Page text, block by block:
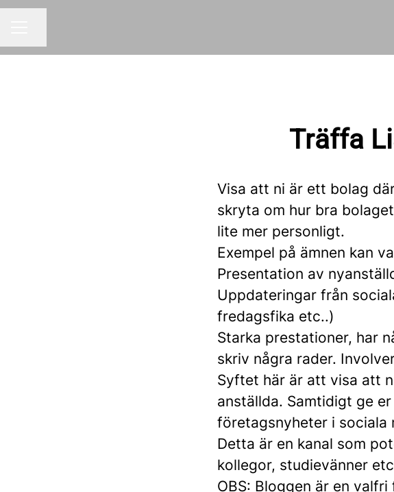
Träffa
Visa att ni är ett bolag
skryta om hur bra
lite mer personligt.
Exempel på ämnen kan
Presentation av
Uppdateringar från
fredagsfika etc..)
Starka prestationer, har
skriv några rader.
Syftet här är att visa att
anställda. Samtidigt ge
företagsnyheter i sociala
Detta är en kanal som
kollegor, studievänner
OBS: Bloggen är en valfri